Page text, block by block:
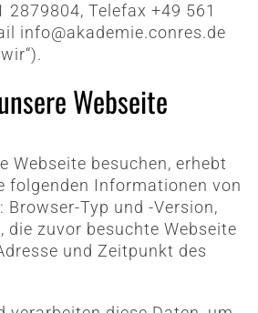
2879804, Telefax +49 561
info@akademie.conres.de
Webseite
Webseite besuchen, erhebt
folgenden Informationen von
Browser-Typ und -Version,
die zuvor besuchte Webseite
und Zeitpunkt des